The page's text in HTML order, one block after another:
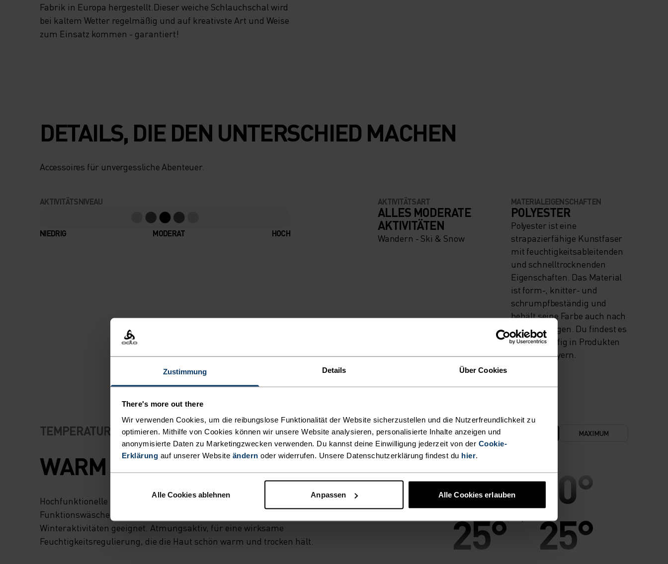
Zustimmung Details Über Cookies
There's more out there
Wir verwenden Cookies, um die reibungslose Funktionalität der Website sicherzustellen und die Nutzerfreundlichkeit zu
optimieren. Mithilfe von Cookies können wir unsere Website analysieren, personalisierte Inhalte anzeigen und
anonymisierte Daten zu Marketingzwecken verwenden. Du kannst deine Einwilligung jederzeit von der Cookie-
Erklärung auf unserer Website ändern oder widerrufen. Unsere Datenschutzerklärung findest du hier.
Alle Cookies ablehnen Anpassen Alle Cookies erlauben
Fabrik in Europa hergestellt.Dieser weiche Schlauchschal wird
bei kaltem Wetter regelmäßig und auf kreativste Art und Weise
zum Einsatz kommen - garantiert!
DETAILS, DIE DEN UNTERSCHIED MACHEN
Accessoires für unvergessliche Abenteuer.
AKTIVITÄTSNIVEAU
NIEDRIG MODERAT HOCH
AKTIVITÄTSART
ALLES MODERATE
AKTIVITÄTEN
Wandern - Ski & Snow
MATERIALEIGENSCHAFTEN
POLYESTER
Polyester ist eine
strapazierfähige Kunstfaser
mit feuchtigkeitsableitenden
und schnelltrocknenden
Eigenschaften. Das Material
ist form-, knitter- und
schrumpfbeständig und
behält seine Farbe auch nach
langem Tragen. Du findest es
bei uns häufig in Produkten
wie Base Layern.
TEMPERATUR-KONTROLL-SYSTEM
WARM
Hochfunktionelle und komfortable Sportbekleidung und
Funktionswäsche mit sehr guter Wärmeisolation. Ideal für alle
Winteraktivitäten geeignet. Atmungsaktiv, für eine wirksame
Feuchtigkeitsregulierung, die die Haut schön warm und trocken hält.
MINIMUM KOMFORTZONE MAXIMUM
30°
25°
30°
25°